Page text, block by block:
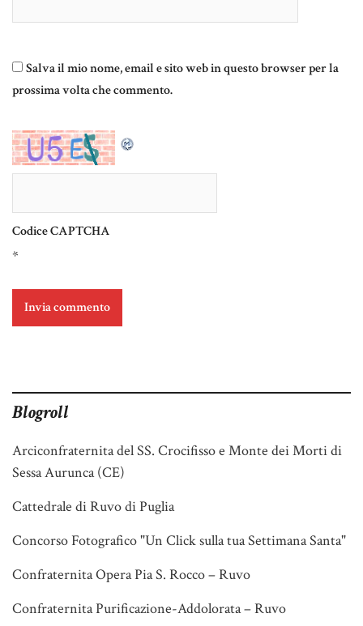
Salva il mio nome, email e sito web in questo browser per la
prossima volta che commento.
Codice CAPTCHA
*
Blogroll
Arciconfraternita del SS. Crocifisso e Monte dei Morti di
Sessa Aurunca (CE)
Cattedrale di Ruvo di Puglia
Concorso Fotografico "Un Click sulla tua Settimana Santa"
Confraternita Opera Pia S. Rocco – Ruvo
Confraternita Purificazione-Addolorata – Ruvo